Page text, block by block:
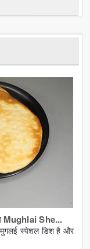
Mughlai She...
मुगलई स्पेशल डिश है और